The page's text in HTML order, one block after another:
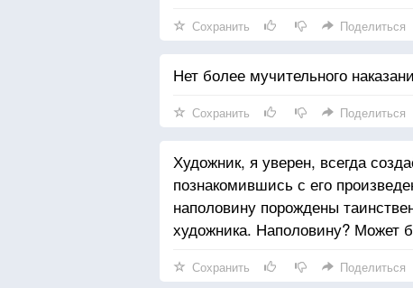
Сохранить Поделиться
Нет более мучительного
Сохранить Поделиться
Художник, я уверен, всегда
познакомившись с его
наполовину порождены
художника. Наполовину? Может
Сохранить Поделиться